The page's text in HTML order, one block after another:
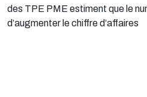
des TPE PME estiment que le
d’augmenter le chiffre d’affaires